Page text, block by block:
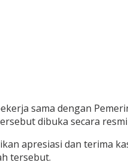
sama dengan
dibuka secara
apresiasi dan terima
tersebut.